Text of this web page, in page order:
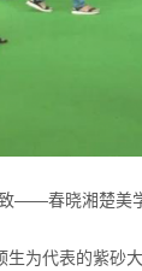
致——春晓湘楚美
生为代表的紫砂